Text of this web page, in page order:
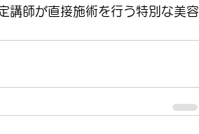
講師が直接施術を行う特別な美容